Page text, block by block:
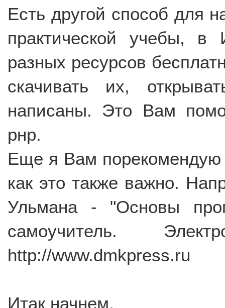
Есть другой способ для
практической учебы, в
разных ресурсов
скачивать их,
написаны. Это Вам
рнр.
Еще я Вам порекомендую
как это также важно.
Ульмана - "Основы
самоучитель.
http://www.dmkpress.ru
Итак начнем.